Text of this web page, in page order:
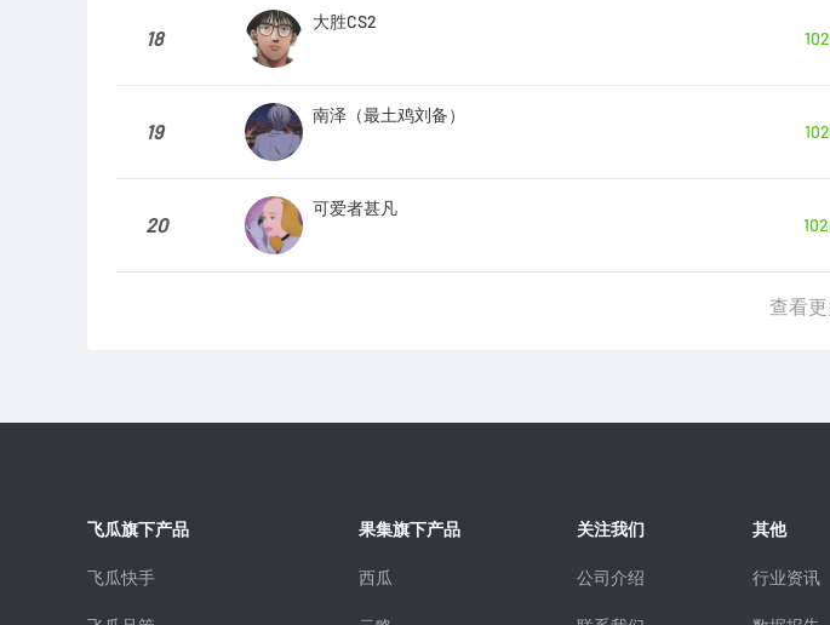
18
大胜CS2
19
南泽（最土鸡刘备）
20
可爱者甚凡
查看更
飞瓜旗下产品
飞瓜快手
果集旗下产品
西瓜
关注我们
公司介绍
其他
行业资讯